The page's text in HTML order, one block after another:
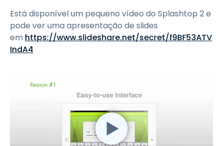
Está disponível um pequeno vídeo do Splashtop 2 e
pode ver uma apresentação de slides
em https://www.slideshare.net/secret/f9BF53ATV
IndA4